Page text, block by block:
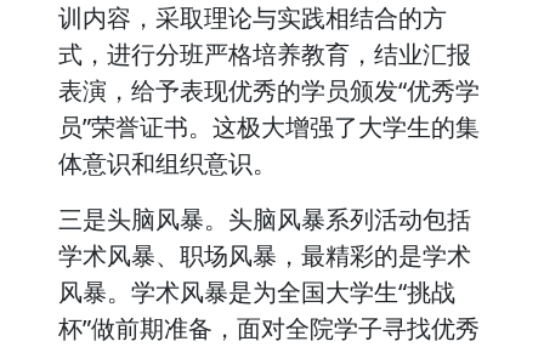
训内容，采取理论与实践相结合的方
式，进行分班严格培养教育，结业汇报
表演，给予表现优秀的学员颁发“优秀学
员”荣誉证书。这极大增强了大学生的集
体意识和组织意识。
三是头脑风暴。头脑风暴系列活动包括
学术风暴、职场风暴，最精彩的是学术
风暴。学术风暴是为全国大学生“挑战
杯”做前期准备，面对全院学子寻找优秀